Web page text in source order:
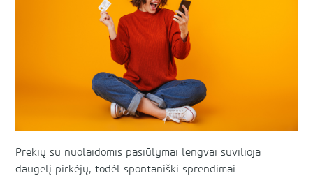
Prekių su nuolaidomis pasiūlymai lengvai suvilioja
daugelį pirkėjų, todėl spontaniški sprendimai